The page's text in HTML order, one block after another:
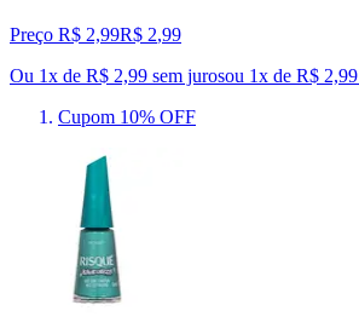
Preço R$ 2,99R$ 2,99
Ou 1x de R$ 2,99 sem jurosou 1x de R$ 2,99
Cupom 10% OFF